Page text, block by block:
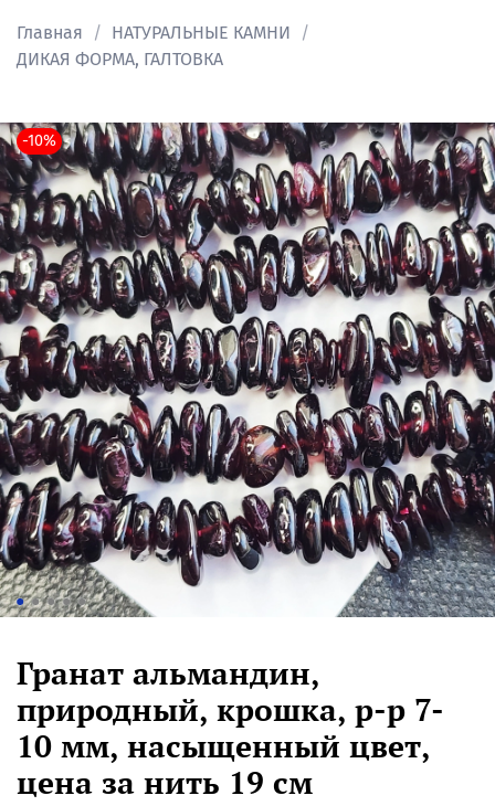
Главная
НАТУРАЛЬНЫЕ КАМНИ
ДИКАЯ ФОРМА, ГАЛТОВКА
-10%
Гранат альмандин,
природный, крошка, р-р 7-
10 мм, насыщенный цвет,
цена за нить 19 см